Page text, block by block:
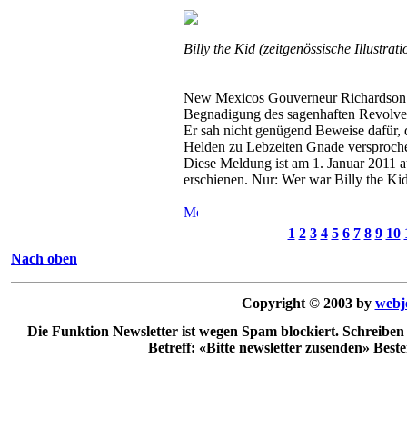
Billy the Kid (zeitgenössische
New Mexicos Gouverneur
Begnadigung des sagenhaften
Er sah nicht genügend Beweise dafür,
Helden zu Lebzeiten Gnade
Diese Meldung ist am 1. Januar 2011
erschienen. Nur: Wer war Billy the
1 2 3 4 5 6 7 8 9 10
Nach oben
Copyright © 2003 by
Die Funktion Newsletter ist wegen Spam blockiert.
Betreff: «Bitte newsletter zusenden»